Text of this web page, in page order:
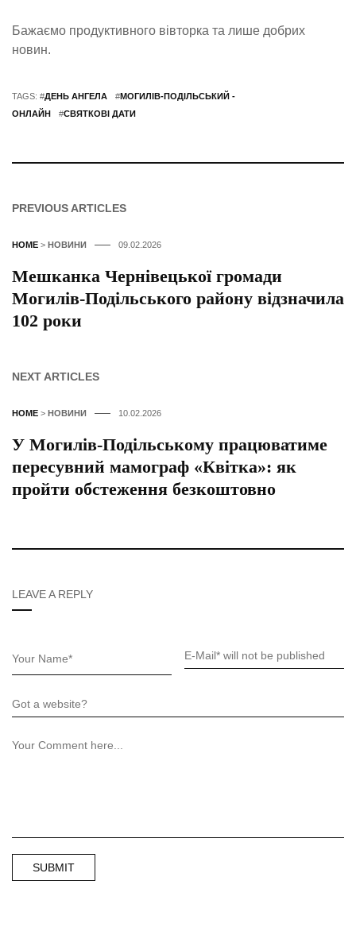
Бажаємо продуктивного вівторка та лише добрих
новин.
TAGS: #ДЕНЬ АНГЕЛА #МОГИЛІВ-ПОДІЛЬСЬКИЙ -
ОНЛАЙН
#СВЯТКОВІ ДАТИ
PREVIOUS ARTICLES
HOME > НОВИНИ 09.02.2026
Мешканка Чернівецької громади
Могилів-Подільського району відзначила
102 роки
NEXT ARTICLES
HOME > НОВИНИ 10.02.2026
У Могилів-Подільському працюватиме
пересувний мамограф «Квітка»: як
пройти обстеження безкоштовно
LEAVE A REPLY